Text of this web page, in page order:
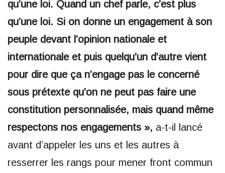
qu’une loi. Quand un chef parle, c’est plus
qu’une loi. Si on donne un engagement à son
peuple devant l’opinion nationale et
internationale et puis quelqu’un d’autre vient
pour dire que ça n’engage pas le concerné
sous prétexte qu’on ne peut pas faire une
constitution personnalisée, mais quand même
respectons nos engagements », a-t-il lancé
avant d’appeler les uns et les autres à
resserrer les rangs pour mener front commun